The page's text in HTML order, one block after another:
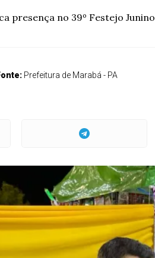
presença no 39º Festejo
Prefeitura de Marabá - PA